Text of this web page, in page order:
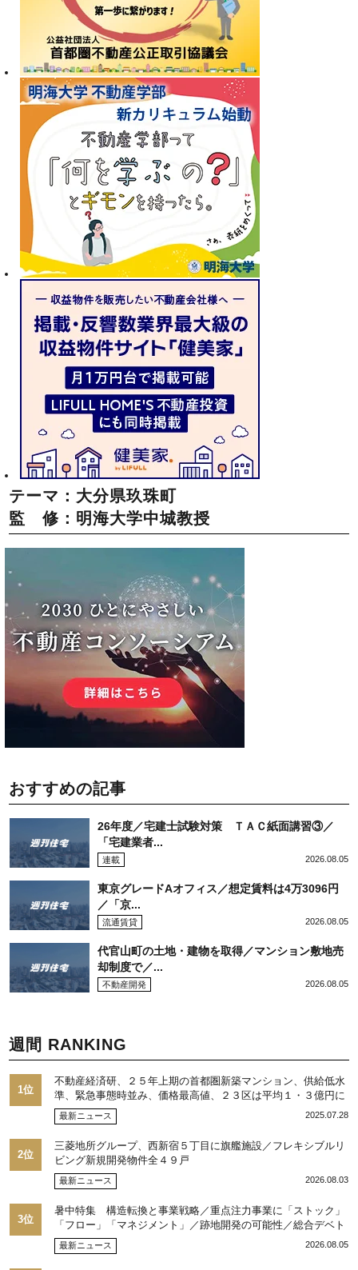
テーマ：大分県玖珠町
監 修：明海大学中城教授
おすすめの記事
26年度／宅建士試験対策 ＴＡＣ紙面講習③／
「宅建業者...
連載 2026.08.05
東京グレードAオフィス／想定賃料は4万3096円
／「京...
流通賃貸 2026.08.05
代官山町の土地・建物を取得／マンション敷地売
却制度で／...
不動産開発 2026.08.05
週間 RANKING
1位
不動産経済研、２５年上期の首都圏新築マンション、供給低水
準、緊急事態時並み、価格最高値、２３区は平均１・３億円に
最新ニュース 2025.07.28
2位
三菱地所グループ、西新宿５丁目に旗艦施設／フレキシブルリ
ビング新規開発物件全４９戸
最新ニュース 2026.08.03
3位
暑中特集 構造転換と事業戦略／重点注力事業に「ストック」
「フロー」「マネジメント」／跡地開発の可能性／総合デベト
ップ10目標に／自社ブランド構築へ体制整備／日本郵政不動産
／池田 明社長に聞く
最新ニュース 2026.08.05